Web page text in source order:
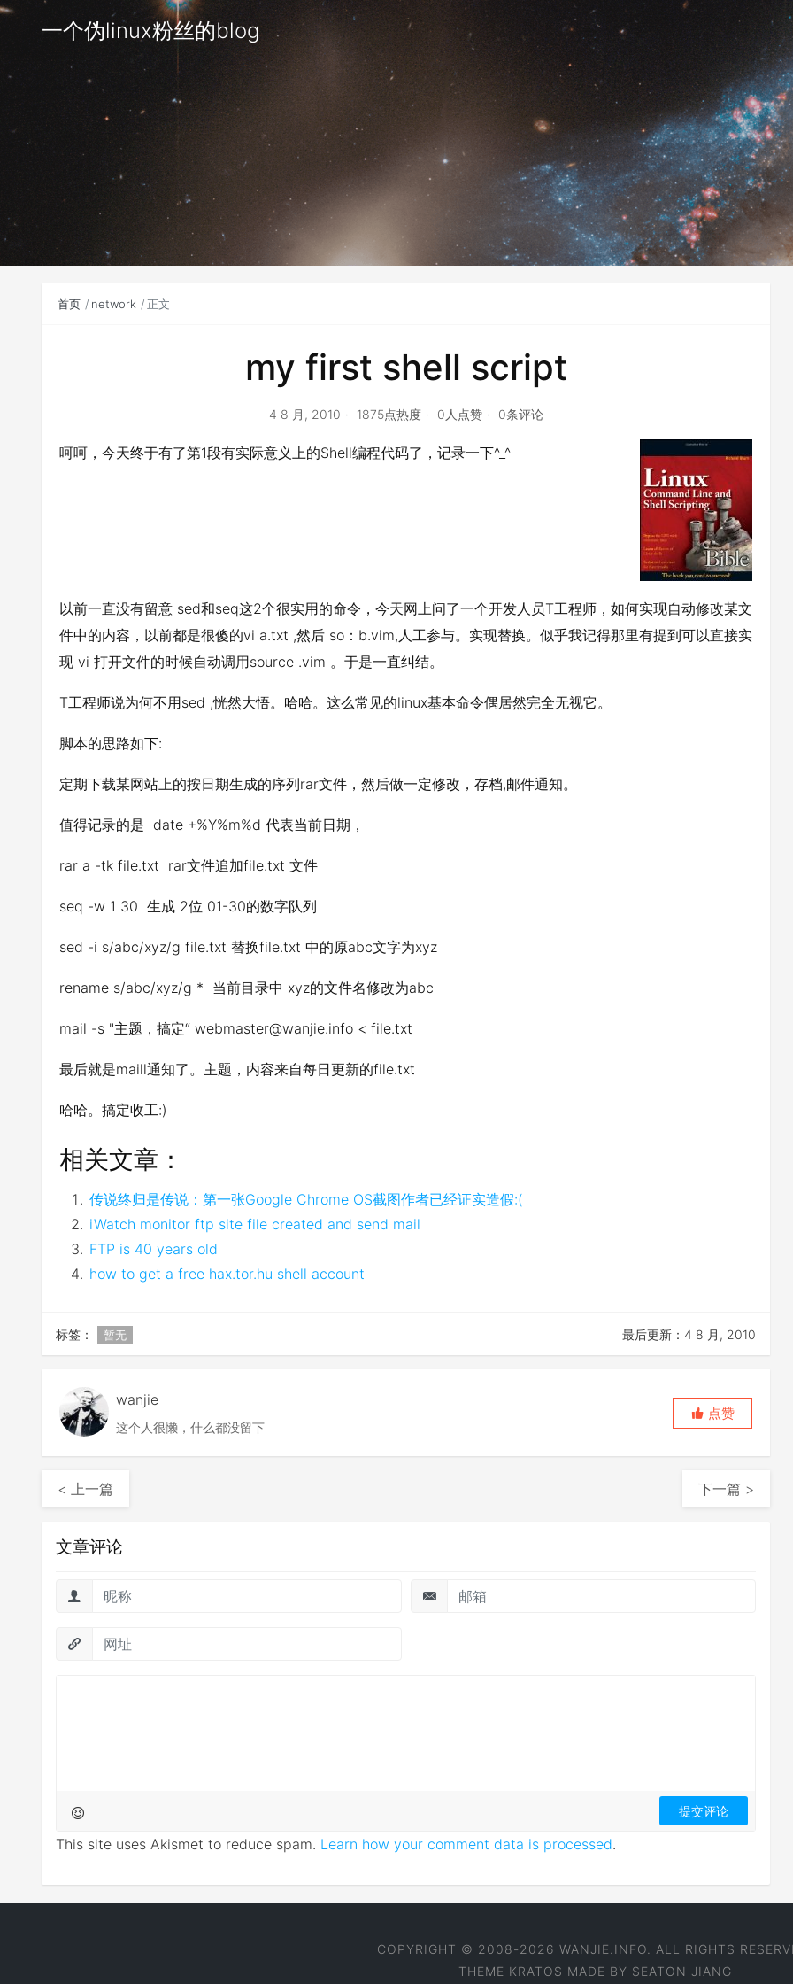
一个伪linux粉丝的blog
首页 network 正文
my first shell script
4 8 月, 2010 1875点热度 0人点赞 0条评论
呵呵，今天终于有了第1段有实际意义上的Shell编程代码了，记录一下^_^
以前一直没有留意 sed和seq这2个很实用的命令，今天网上问了一个开发人员T工程师，如何实现自动修改某文
件中的内容，以前都是很傻的vi a.txt ,然后 so：b.vim,人工参与。实现替换。似乎我记得那里有提到可以直接实
现 vi 打开文件的时候自动调用source .vim 。于是一直纠结。
T工程师说为何不用sed ,恍然大悟。哈哈。这么常见的linux基本命令偶居然完全无视它。
脚本的思路如下:
定期下载某网站上的按日期生成的序列rar文件，然后做一定修改，存档,邮件通知。
值得记录的是 date +%Y%m%d 代表当前日期，
rar a -tk file.txt rar文件追加file.txt 文件
seq -w 1 30 生成 2位 01-30的数字队列
sed -i s/abc/xyz/g file.txt 替换file.txt 中的原abc文字为xyz
rename s/abc/xyz/g * 当前目录中 xyz的文件名修改为abc
mail -s "主题，搞定“ webmaster@wanjie.info < file.txt
最后就是maill通知了。主题，内容来自每日更新的file.txt
哈哈。搞定收工:)
相关文章：
传说终归是传说：第一张Google Chrome OS截图作者已经证实造假:(
iWatch monitor ftp site file created and send mail
FTP is 40 years old
how to get a free hax.tor.hu shell account
标签： 暂无 最后更新：4 8 月, 2010
wanjie
这个人很懒，什么都没留下
点赞
< 上一篇 下一篇 >
文章评论
This site uses Akismet to reduce spam. Learn how your comment data is processed.
COPYRIGHT © 2008-2026 WANJIE.INFO. ALL RIGHTS
THEME KRATOS MADE BY SEATON JIANG